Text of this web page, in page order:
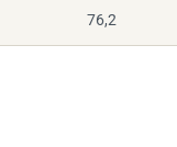
76,2